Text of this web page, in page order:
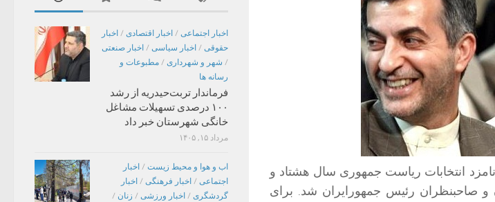
انتخابات ریاست جمهوری سال هشتاد و
و صاحبنظران رئیس جمهورایران شد. برای
اخبار اجتماعی / اخبار اقتصادی / اخبار
حقوقی / اخبار سیاسی / اخبار صنعتی
/ شهر و شهرداری / مطبوعات و
رسانه ها
فرماندار تربت‌حیدریه از رشد
۱۰۰ درصدی تسهیلات مشاغل
خانگی شهرستان خبر داد
مرداد ۱۵, ۱۴۰۵
اب و هوا و محیط زیست / اخبار
اجتماعی / اخبار فرهنگی / اخبار
گردشگری / اخبار ورزشی / زنان /